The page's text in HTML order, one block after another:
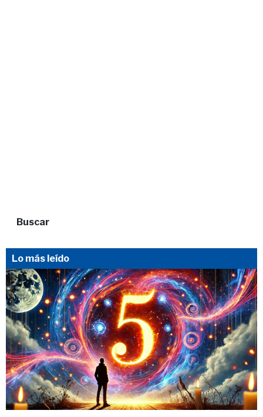
Buscar
Lo más leído